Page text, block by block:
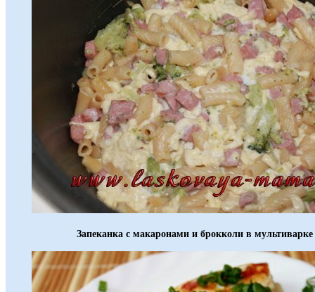
Запеканка с макаронами и брокколи в мультиварке